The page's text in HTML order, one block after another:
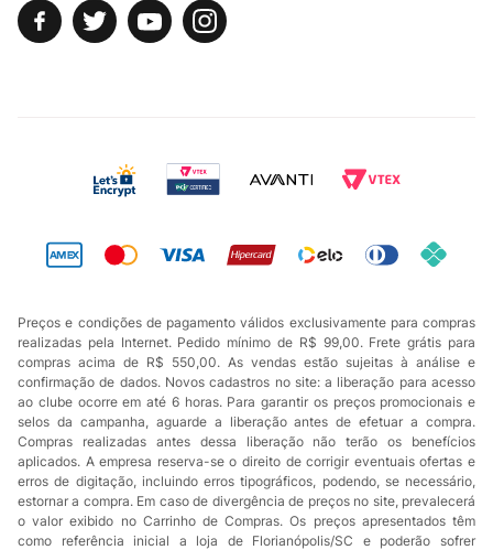
Preços e condições de pagamento válidos exclusivamente para compras
realizadas pela Internet. Pedido mínimo de R$ 99,00. Frete grátis para
compras acima de R$ 550,00. As vendas estão sujeitas à análise e
confirmação de dados. Novos cadastros no site: a liberação para acesso
ao clube ocorre em até 6 horas. Para garantir os preços promocionais e
selos da campanha, aguarde a liberação antes de efetuar a compra.
Compras realizadas antes dessa liberação não terão os benefícios
aplicados. A empresa reserva-se o direito de corrigir eventuais ofertas e
erros de digitação, incluindo erros tipográficos, podendo, se necessário,
estornar a compra. Em caso de divergência de preços no site, prevalecerá
o valor exibido no Carrinho de Compras. Os preços apresentados têm
como referência inicial a loja de Florianópolis/SC e poderão sofrer